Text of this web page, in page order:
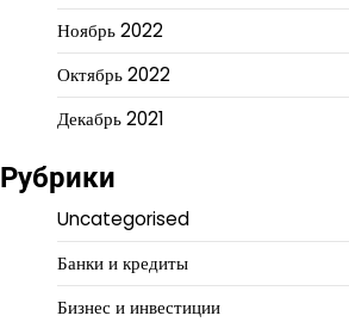
Ноябрь 2022
Октябрь 2022
Декабрь 2021
Рубрики
Uncategorised
Банки и кредиты
Бизнес и инвестиции